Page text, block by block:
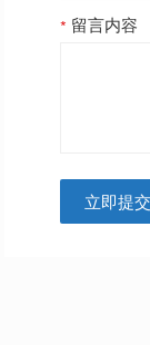
留言内容
立即提